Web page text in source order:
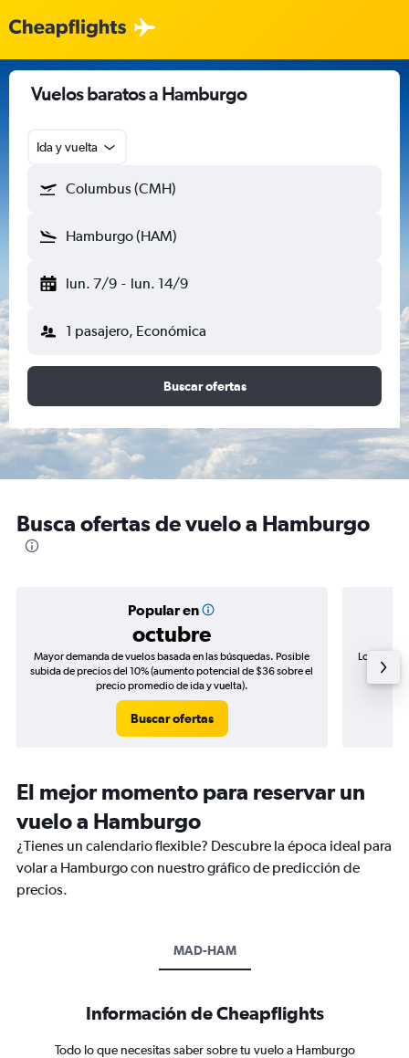
Vuelos baratos a Hamburgo
Ida y vuelta
Columbus (CMH)
Hamburgo (HAM)
lun. 7/9 - lun. 14/9
1 pasajero, Económica
Buscar ofertas
Busca ofertas de vuelo a Hamburgo
Popular en
octubre
Mayor demanda de vuelos basada en las búsquedas. Posible
subida de precios del 10% (aumento potencial de $36 sobre el
precio promedio de ida y vuelta).
Buscar ofertas
Los
de
El mejor momento para reservar un
vuelo a Hamburgo
¿Tienes un calendario flexible? Descubre la época ideal para
volar a Hamburgo con nuestro gráfico de predicción de
precios.
MAD-HAM
Información de Cheapflights
Todo lo que necesitas saber sobre tu vuelo a Hamburgo